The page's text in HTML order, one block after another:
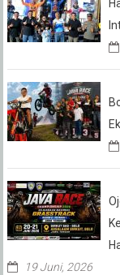
19 Juni, 2026